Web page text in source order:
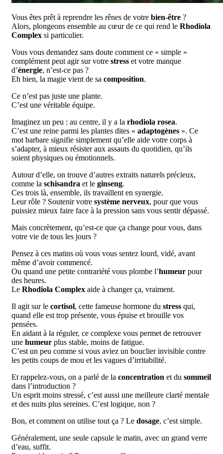
Vous êtes prêt à reprendre les rênes de votre bien-être ?
Alors, plongeons ensemble au cœur de ce qui rend le Rhodiola
Complex si particulier.
Vous vous demandez sans doute comment ce « simple »
complément peut agir sur votre stress et votre manque
d’énergie, n’est-ce pas ?
Eh bien, la magie vient de sa composition.
Ce n’est pas juste une plante.
C’est une véritable équipe.
Imaginez un peu : au centre, il y a la rhodiola rosea.
C’est une reine parmi les plantes dites « adaptogènes ». Ce
mot barbare signifie simplement qu’elle aide votre corps à
s’adapter, à mieux résister aux assauts du quotidien, qu’ils
soient physiques ou émotionnels.
Autour d’elle, on trouve d’autres extraits naturels précieux,
comme la schisandra et le ginseng.
Ces trois là, ensemble, ils travaillent en synergie.
Leur rôle ? Soutenir votre système nerveux, pour que vous
puissiez mieux faire face à la pression sans vous sentir dépassé.
Mais concrètement, qu’est-ce que ça change pour vous, dans
votre vie de tous les jours ?
Pensez à ces matins où vous vous sentez lourd, vidé, avant
même d’avoir commencé.
Ou quand une petite contrariété vous plombe l’humeur pour
des heures.
Le Rhodiola Complex aide à changer ça, vraiment.
Il agit sur le cortisol, cette fameuse hormone du stress qui,
quand elle est trop présente, vous épuise et brouille vos
pensées.
En aidant à la réguler, ce complexe vous permet de retrouver
une humeur plus stable, moins de fatigue.
C’est un peu comme si vous aviez un bouclier invisible contre
les petits coups de mou et les vagues d’irritabilité.
Et rappelez-vous, on a parlé de la concentration et du sommeil
dans l’introduction ?
Un esprit moins stressé, c’est aussi une meilleure clarté mentale
et des nuits plus sereines. C’est logique, non ?
Bon, et comment on utilise tout ça ? Le dosage, c’est simple.
Généralement, une seule capsule le matin, avec un grand verre
d’eau, suffit.